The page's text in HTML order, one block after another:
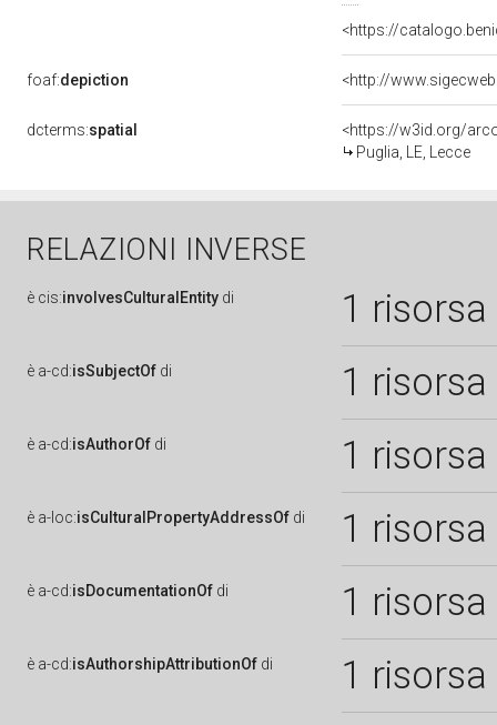
<https://
foaf:depiction <http://
dcterms:spatial
<https://w3id.org/
Puglia, LE, Lecce
RELAZIONI INVERSE
è cis:involvesCulturalEntity di 1 risorsa
è a-cd:isSubjectOf di 1 risorsa
è a-cd:isAuthorOf di 1 risorsa
è a-loc:isCulturalPropertyAddressOf di 1 risorsa
è a-cd:isDocumentationOf di 1 risorsa
è a-cd:isAuthorshipAttributionOf di 1 risorsa